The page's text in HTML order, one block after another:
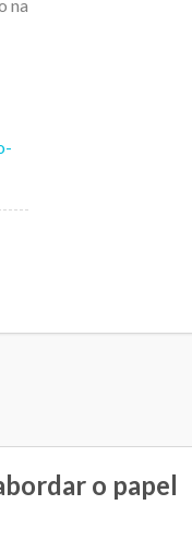
na
o papel